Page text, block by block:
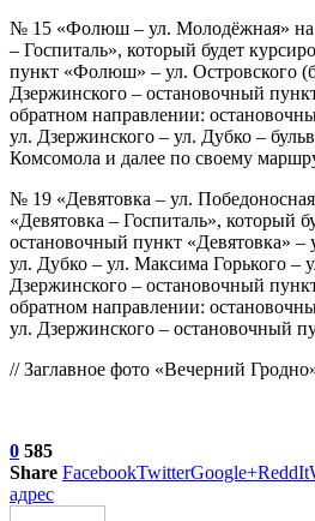
№ 15 «Фолюш – ул. Молодёжная»
– Госпиталь», который будет
пункт «Фолюш» – ул. Островского
Дзержинского – остановочный
обратном направлении:
ул. Дзержинского – ул. Дубко –
Комсомола и далее по своему
№ 19 «Девятовка – ул.
«Девятовка – Госпиталь», который
остановочный пункт «Девятовка» ‒
ул. Дубко ‒ ул. Максима Горького ‒
Дзержинского ‒ остановочный
обратном направлении:
ул. Дзержинского – остановочный
// Заглавное фото «Вечерний
0 585
Share FacebookTwitterGoogle+ReddIt
адрес